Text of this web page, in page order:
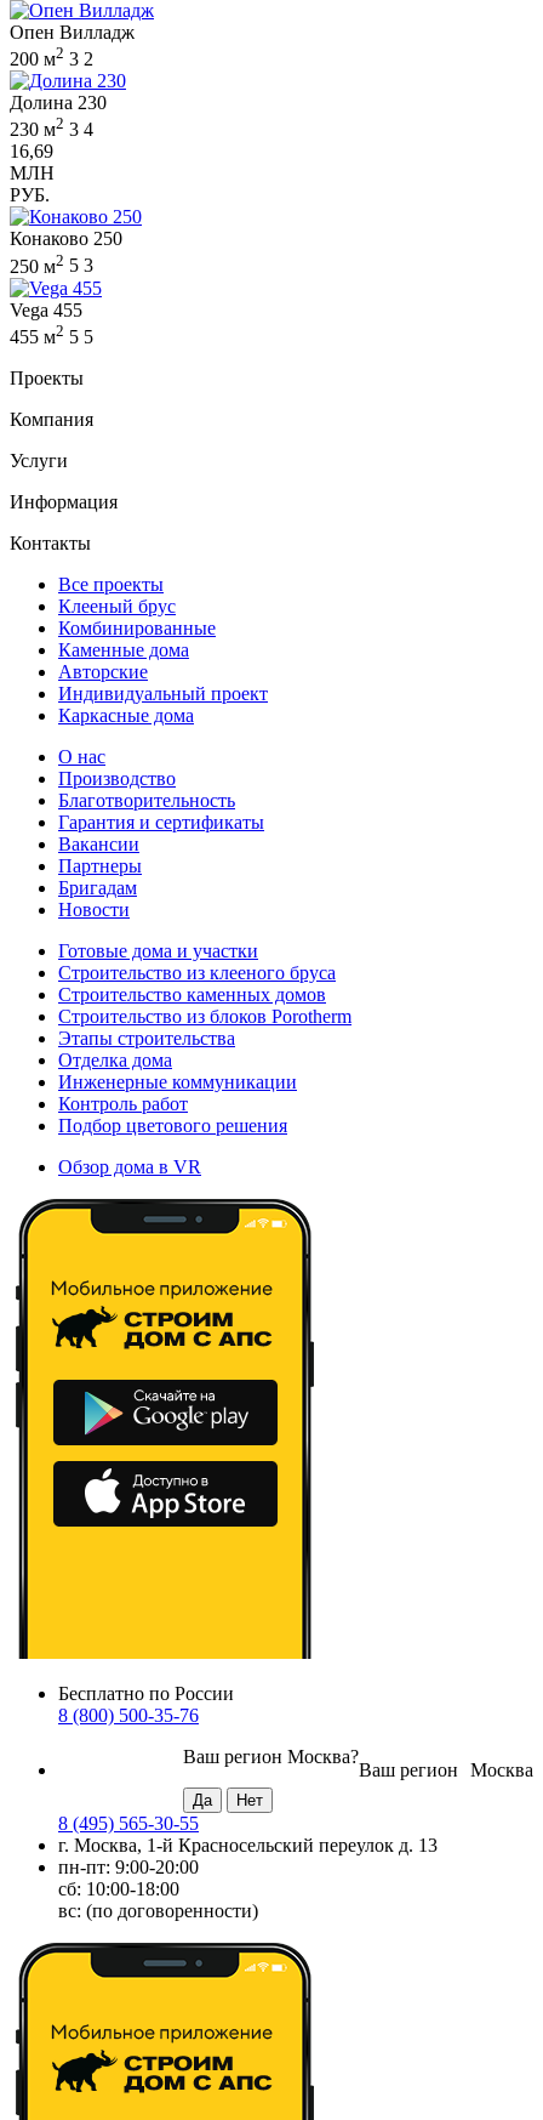
Опен Вилладж
200 м2 3 2
Долина 230
230 м2 3 4
16,69
МЛН
РУБ.
Конаково 250
250 м2 5 3
Vega 455
455 м2 5 5
Проекты
Компания
Услуги
Информация
Контакты
Все проекты
Клееный брус
Комбинированные
Каменные дома
Авторские
Индивидуальный проект
Каркасные дома
О нас
Производство
Благотворительность
Гарантия и сертификаты
Вакансии
Партнеры
Бригадам
Новости
Готовые дома и участки
Строительство из клееного бруса
Строительство каменных домов
Строительство из блоков Porotherm
Этапы строительства
Отделка дома
Инженерные коммуникации
Контроль работ
Подбор цветового решения
Обзор дома в VR
Бесплатно по России
8 (800) 500-35-76
Москва
Ваш регион
Ваш регион Москва?
8 (495) 565-30-55
г. Москва, 1-й Красносельский переулок д. 13
пн-пт: 9:00-20:00
сб: 10:00-18:00
вс: (по договоренности)